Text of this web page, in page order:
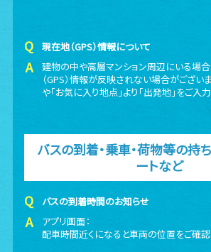
現在地（GPS）情報について
建物の中や高層マンション周辺にいる場
（GPS）情報が反映されない場合がございま
や「お気に入り地点」より「出発地」をご入
バスの到着・乗車・荷物等の持
ートなど
バスの到着時間のお知らせ
アプリ画面：
配車時間近くになると車両の位置をご確認